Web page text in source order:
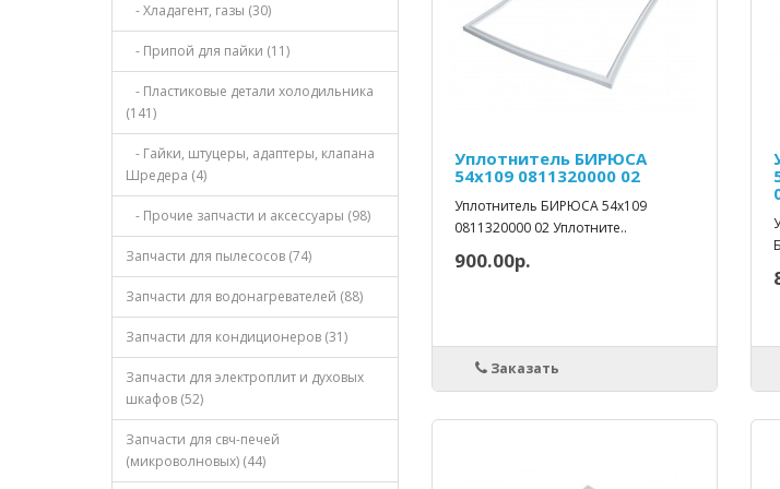
- Хладагент, газы (30)
- Припой для пайки (11)
- Пластиковые детали холодильника
(141)
- Гайки, штуцеры, адаптеры, клапана
Шредера (4)
- Прочие запчасти и аксессуары (98)
Запчасти для пылесосов (74)
Запчасти для водонагревателей (88)
Запчасти для кондиционеров (31)
Запчасти для электроплит и духовых
шкафов (52)
Запчасти для свч-печей
(микроволновых) (44)
Уплотнитель БИРЮСА
54х109 0811320000 02
Уплотнитель БИРЮСА 54х109
0811320000 02 Уплотните..
900.00р.
Заказать